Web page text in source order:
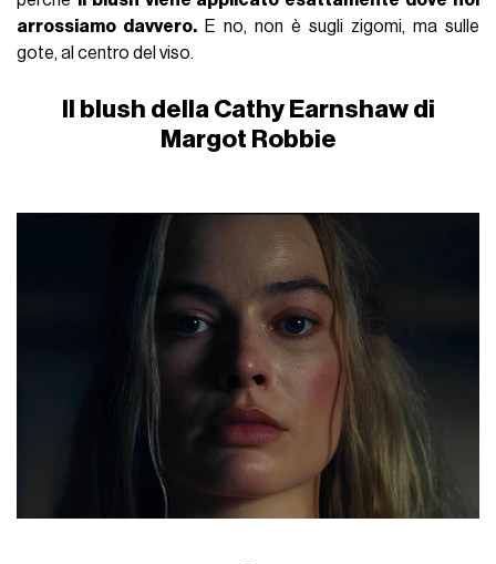
arrossiamo davvero. E no, non è sugli zigomi, ma sulle
gote, al centro del viso.
Il blush della Cathy Earnshaw di
Margot Robbie